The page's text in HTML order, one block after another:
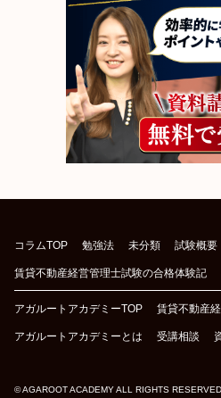
コラムTOP 勉強法 未分類 試験概要
賃貸不動産経営管理士試験の合格体験記
アガルートアカデミーTOP 賃貸不動産
アガルートアカデミーとは 受講相談
© AGAROOT ACADEMY ALL RIGHTS RESERVED.